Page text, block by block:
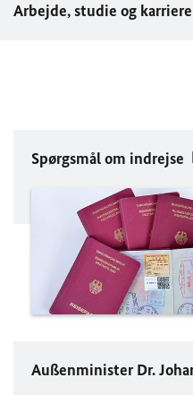
Arbejde, studie og
Spørgsmål om indrejse
Außenminister Dr.